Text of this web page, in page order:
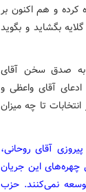
کرده و هم اکنون بر
بگشاید و بگوید
به صدق سخن آقای
آقای واعظی و
تا چه میزان
آقای روحانی،
چهره‌های این جریان
اعتدال و توسعه نمی‌کنند. حزب